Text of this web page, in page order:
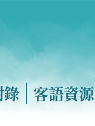
客語資源